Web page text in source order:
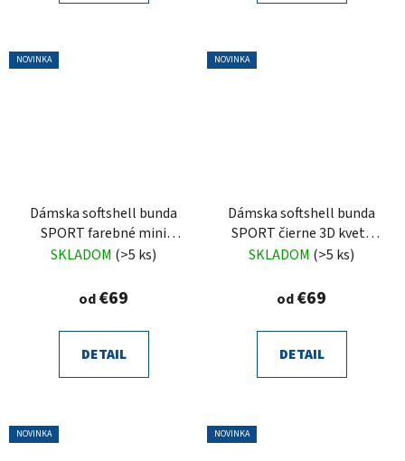
NOVINKA
Dámska softshell bunda
SPORT farebné mini
kvety Lasai
SKLADOM (>5 ks)
od€69
DETAIL
NOVINKA
Dámska softshell bunda
SPORT čierne 3D kvety
Vesia
SKLADOM (>5 ks)
od€69
DETAIL
NOVINKA NOVINKA